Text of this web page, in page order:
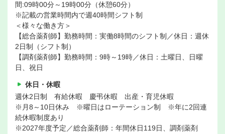
間:09時00分～19時00分（休憩60分）
※記載の営業時間内で週40時間シフト制
＜様々な働き方＞
【総合薬剤師】勤務時間：実働8時間のシフト制／休日：週休
2日制（シフト制）
【調剤薬剤師】勤務時間：9時～19時／休日：土曜日、日曜
日、祝日
休日・休暇
週休2日制 有給休暇 慶弔休暇 出産・育児休暇
※月8～10日休み ※曜日はローテーション制 ※年に2回連
続休暇制度あり
※2027年度予定／総合薬剤師：年間休日119日、調剤薬剤